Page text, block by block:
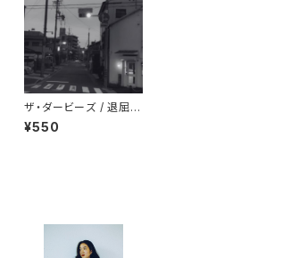
ザ・ダービーズ / 退屈な
日々にも花束を
¥550